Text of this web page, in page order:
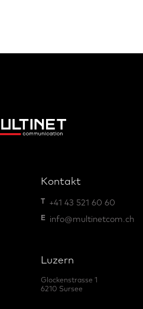
Kontakt
+41 43 521 60 60
E info@multinetcom.ch
Luzern
Glockenstrasse 1
6210 Sursee